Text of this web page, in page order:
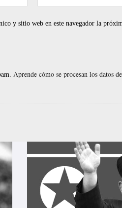
y sitio web en este navegador la
Aprende cómo se procesan los datos